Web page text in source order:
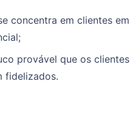
concentra em clientes em
provável que os clientes
fidelizados.